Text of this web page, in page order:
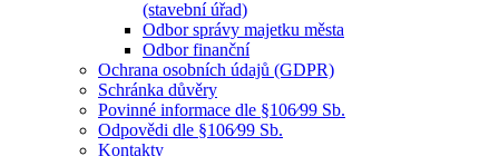
(stavební úřad)
Odbor správy majetku města
Odbor finanční
Ochrana osobních údajů (GDPR)
Schránka důvěry
Povinné informace dle §106⁄99 Sb.
Odpovědi dle §106⁄99 Sb.
Kontakty